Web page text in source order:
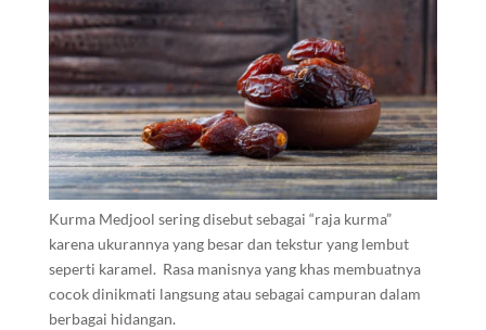
Kurma Medjool sering disebut sebagai “raja kurma”
karena ukurannya yang besar dan tekstur yang lembut
seperti karamel. Rasa manisnya yang khas membuatnya
cocok dinikmati langsung atau sebagai campuran dalam
berbagai hidangan.